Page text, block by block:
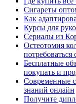
Сигареты
Как
Курсы для
Сериалы из
Остеотомия
потребоваться
Бесплатные
покупать и
Современные
знаний онлайн
Получите